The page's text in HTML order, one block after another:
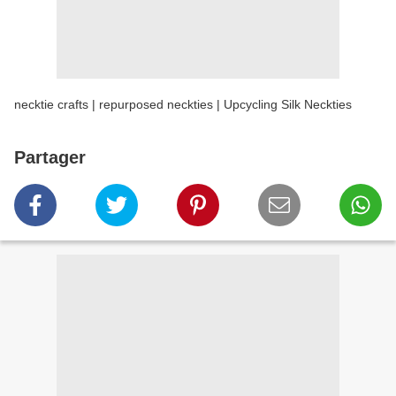
necktie crafts | repurposed neckties | Upcycling Silk Neckties
Partager